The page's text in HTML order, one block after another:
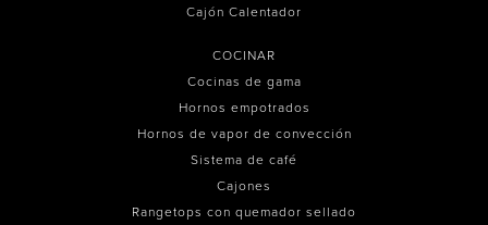
Cajón Calentador
COCINAR
Cocinas de gama
Hornos empotrados
Hornos de vapor de convección
Sistema de café
Cajones
Rangetops con quemador sellado